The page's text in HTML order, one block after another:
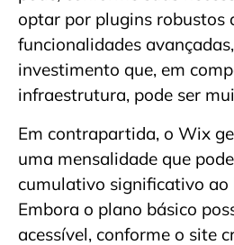
optar por plugins robustos
funcionalidades
investimento que, em
infraestrutura, pode ser
Em contrapartida, o Wix
uma mensalidade que
cumulativo significativo ao
Embora o plano básico
acessível, conforme o site